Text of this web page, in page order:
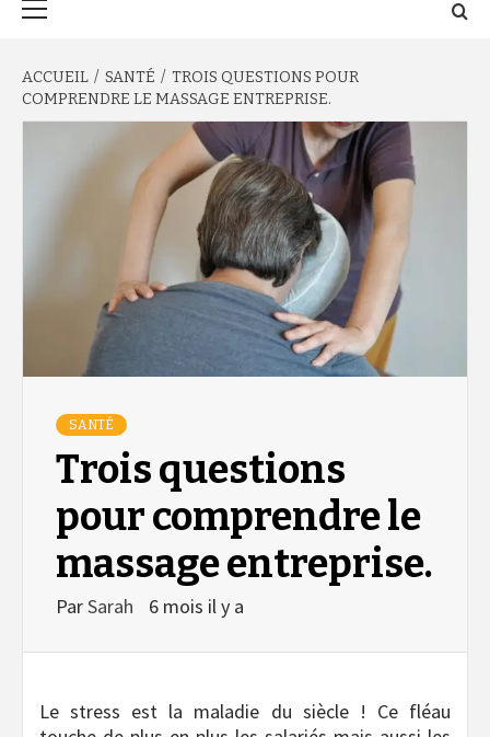
ACCUEIL SANTÉ
TROIS QUESTIONS POUR
COMPRENDRE LE MASSAGE ENTREPRISE.
SANTÉ
Trois questions
pour comprendre le
massage entreprise.
ParSarah 6 mois il y a
Le stress est la maladie du siècle ! Ce fléau